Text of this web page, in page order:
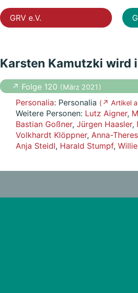
GRV e.V.
Karsten Kamutzki wird
↗ Folge 120 ( März 2021 )
Personalia: Personalia ( ↗ Artikel
Weitere Personen: Lutz Aigner,
Bastian Goßner, Jürgen Haasler,
Volkhardt Klöppner, Anna-
Anja Steidl, Harald Stumpf,